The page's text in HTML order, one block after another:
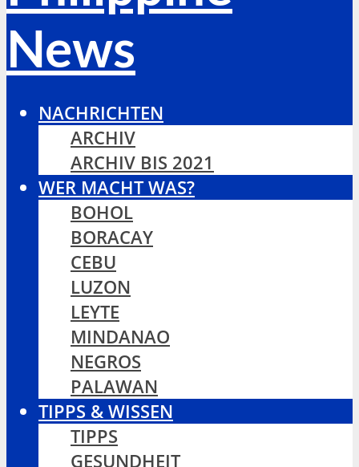
NACHRICHTEN
ARCHIV
ARCHIV BIS 2021
WER MACHT WAS?
BOHOL
BORACAY
CEBU
LUZON
LEYTE
MINDANAO
NEGROS
PALAWAN
TIPPS & WISSEN
TIPPS
GESUNDHEIT